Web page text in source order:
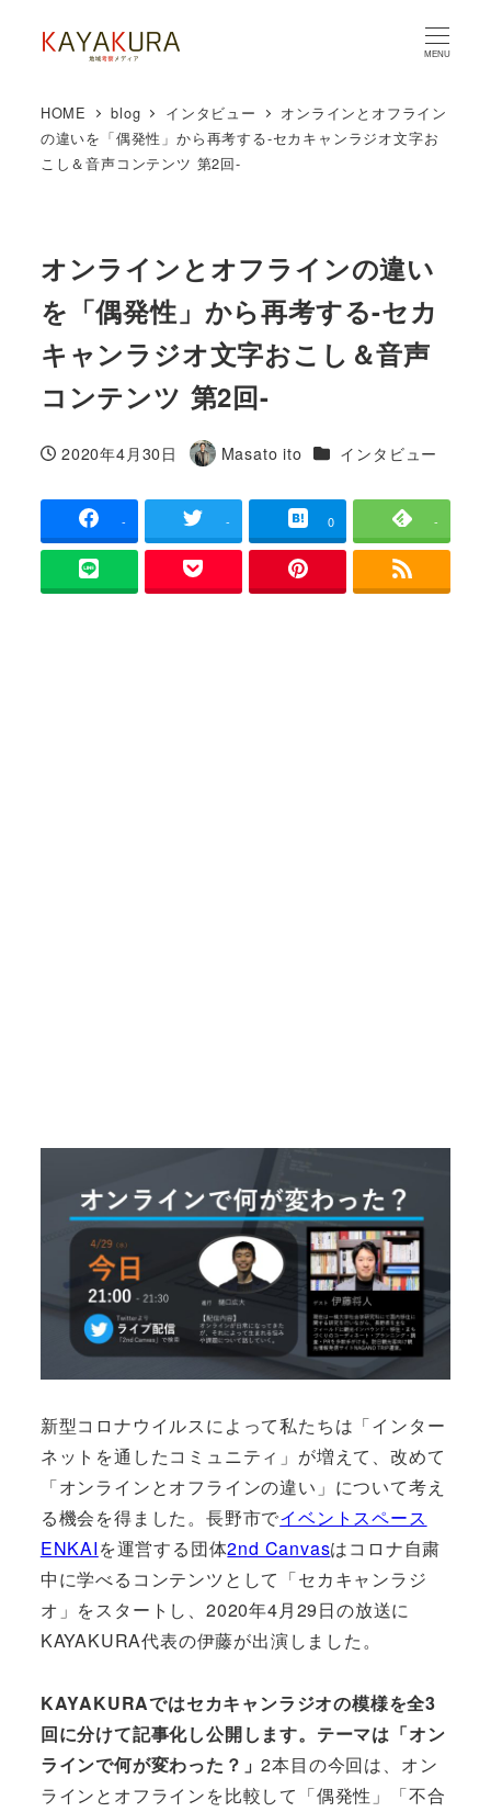
MENU
HOME blog インタビュー
オンラインとオフライン
の違いを「偶発性」から再考する-セカキャンラジオ文字お
こし＆音声コンテンツ 第2回-
オンラインとオフラインの違い
を「偶発性」から再考する-セカ
キャンラジオ文字おこし＆音声
コンテンツ 第2回-
投稿日
2020年4月30日
著
Masato ito カテゴリー
インタビュー
- - 0 -
新型コロナウイルスによって私たちは「インター
ネットを通したコミュニティ」が増えて、改めて
「オンラインとオフラインの違い」について考え
る機会を得ました。長野市でイベントスペース
ENKAIを運営する団体2nd Canvasはコロナ自粛
中に学べるコンテンツとして「セカキャンラジ
オ」をスタートし、2020年4月29日の放送に
KAYAKURA代表の伊藤が出演しました。
KAYAKURAではセカキャンラジオの模様を全3
回に分けて記事化し公開します。テーマは「オン
ラインで何が変わった？」2本目の今回は、オン
ラインとオフラインを比較して「偶発性」「不合